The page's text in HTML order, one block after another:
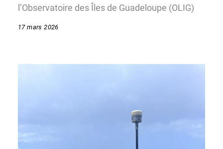
l’Observatoire des Îles de Guadeloupe (OLIG)
17 mars 2026